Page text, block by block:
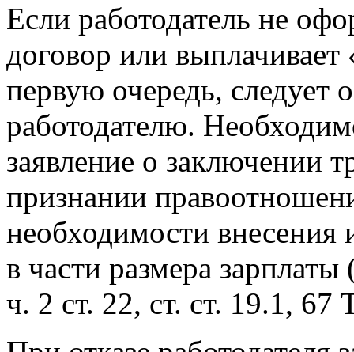
Если работодатель не
договор или
первую очередь, следует
работодателю.
заявление о заключении
признании
необходимости внесения
в части размера
ч. 2 ст. 22, ст. ст. 19.1,